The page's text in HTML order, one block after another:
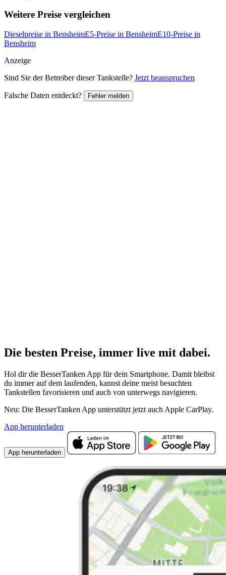
Weitere Preise vergleichen
Dieselpreise in BensheimE5-Preise in BensheimE10-Preise in
Bensheim
Anzeige
Sind Sie der Betreiber dieser Tankstelle? Jetzt beanspruchen
Falsche Daten entdeckt? Fehler melden
Die besten Preise, immer live mit dabei.
Hol dir die BesserTanken App für dein Smartphone. Damit bleibst
du immer auf dem laufenden, kannst deine meist besuchten
Tankstellen favorisieren und auch von unterwegs navigieren.
Neu: Die BesserTanken App unterstützt jetzt auch Apple CarPlay.
App herunterladen
App herunterladen